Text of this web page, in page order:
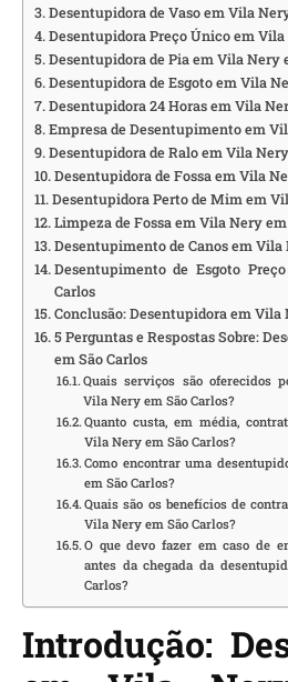
Desentupidora de Vaso em Vila
Desentupidora Preço Único em Vila
Desentupidora de Pia em Vila Nery
Desentupidora de Esgoto em Vila
Desentupidora 24 Horas em Vila
Empresa de Desentupimento em
Desentupidora de Ralo em Vila
Desentupidora de Fossa em Vila
Desentupidora Perto de Mim em
Limpeza de Fossa em Vila Nery em
Desentupimento de Canos em Vila
Desentupimento de Esgoto
Carlos
Conclusão: Desentupidora em Vila
5 Perguntas e Respostas Sobre:
em São Carlos
Quais serviços são oferecidos
Vila Nery em São Carlos?
Quanto custa, em média,
Vila Nery em São Carlos?
Como encontrar uma
em São Carlos?
Quais são os benefícios de
Vila Nery em São Carlos?
O que devo fazer em caso de
antes da chegada da
Carlos?
Introdução: